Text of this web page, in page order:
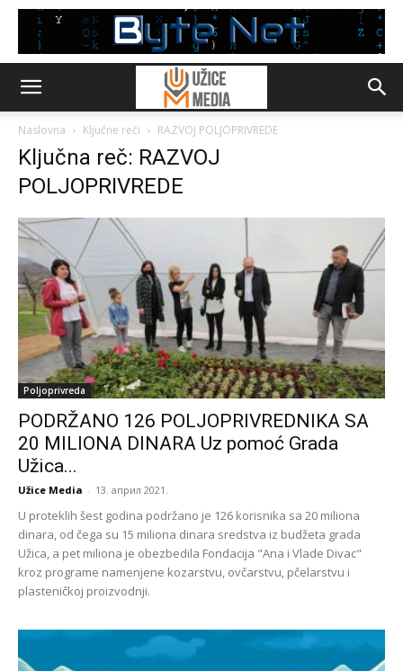
Naslovna Ključne reči RAZVOJ POLJOPRIVREDE
Ključna reč: RAZVOJ
POLJOPRIVREDE
Poljoprivreda
PODRŽANO 126 POLJOPRIVREDNIKA SA
20 MILIONA DINARA Uz pomoć Grada
Užica...
Užice Media - 13. април 2021.
U proteklih šest godina podržano je 126 korisnika sa 20 miliona
dinara, od čega su 15 miliona dinara sredstva iz budžeta grada
Užica, a pet miliona je obezbedila Fondacija "Ana i Vlade Divac"
kroz programe namenjene kozarstvu, ovčarstvu, pčelarstvu i
plasteničkoj proizvodnji.